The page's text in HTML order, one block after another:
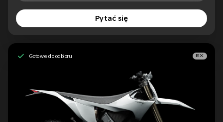
Pytać się
Gotowe do odbioru EX